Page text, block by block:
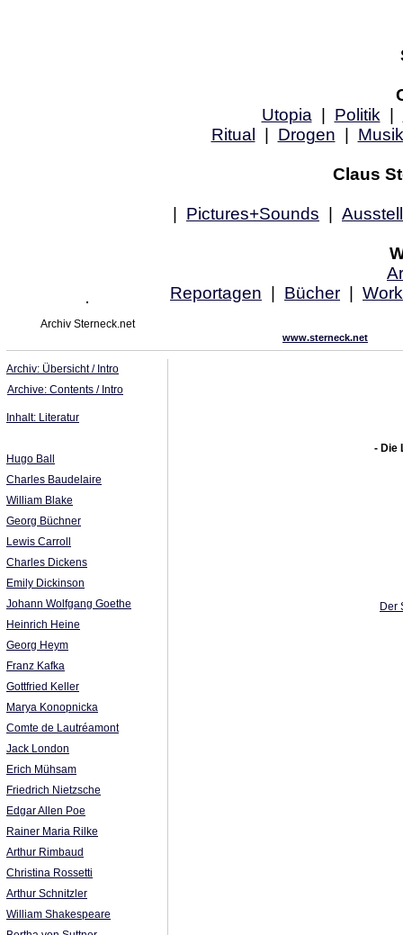
Utopia
Politik
Ritual
Drogen Musik
Claus
Pictures+Sounds
Reportagen
Bücher
Archiv Sterneck.net
www.sterneck.net
Archiv: Übersicht / Intro
Archive: Contents / Intro
Inhalt: Literatur
Hugo Ball
Charles Baudelaire
William Blake
Georg Büchner
Lewis Carroll
Charles Dickens
Emily Dickinson
Johann Wolfgang Goethe
Heinrich Heine
Georg Heym
Franz Kafka
Gottfried Keller
Marya Konopnicka
Comte de Lautréamont
Jack London
Erich Mühsam
Friedrich Nietzsche
Edgar Allen Poe
Rainer Maria Rilke
Arthur Rimbaud
Christina Rossetti
Arthur Schnitzler
William Shakespeare
- Die
Der